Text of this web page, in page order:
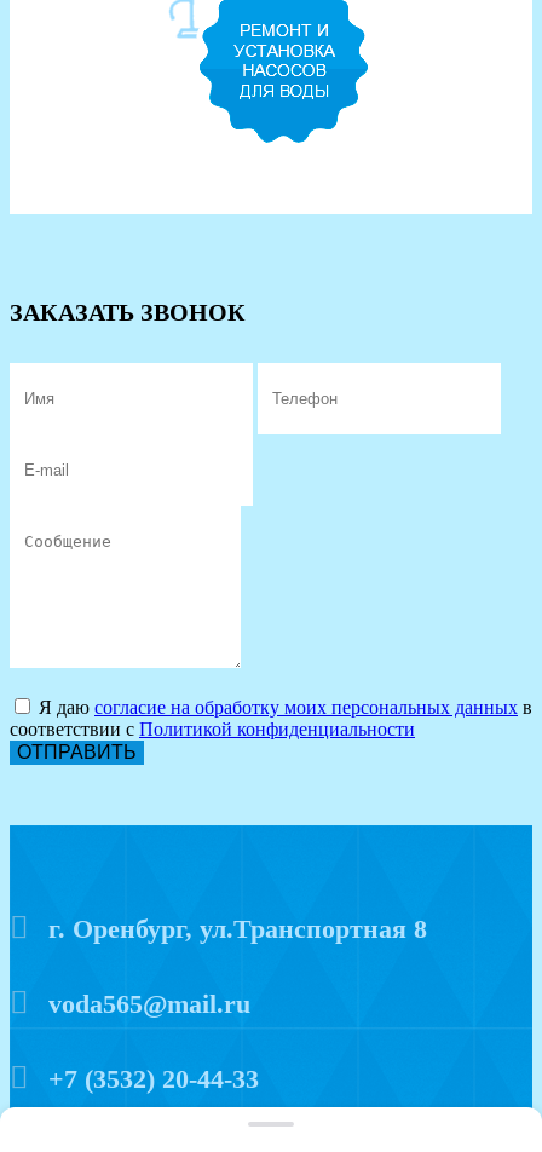
ЗАКАЗАТЬ ЗВОНОК
Я даю согласие на обработку моих персональных данных в
соответствии с Политикой конфиденциальности
ОТПРАВИТЬ
г. Оренбург, ул.Транспортная 8
voda565@mail.ru
+7 (3532) 20-44-33